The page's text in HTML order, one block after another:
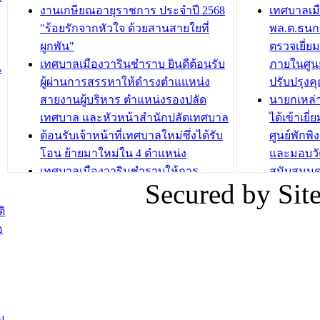
กองสวัสดิการสังคม เทศบาลเมือง
วารินชำราบ จัดโครงการอบรมอาชีพ
ระยะสั้น ประจำปี 2568 (หลักสูตรการ
ถักทอผลิตภัณฑ์จากถุงพลาสติก)
บทความ อื่นๆ ...
ถนนแก่เ
เด็กเล็ก
เทศบาลเ
ปรึกษาห
วัยของอ
บทความ อื่นๆ ...
งานเกษียณอายุราชการ ประจำปี 2568
"ร้อยรักจากหัวใจ ด้วยสานสายใยที่
ผูกพัน"
เทศบาลเมืองวารินชำราบ ยินดีต้อนรับ
ผู้ผ่านการสรรหาให้ดำรงตำแแหน่ง
สายงานผู้บริหาร ตำแหน่งรองปลัด
เทศบาล และหัวหน้าสำนักปลัดเทศบาล
ต้อนรับเจ้าหน้าที่เทศบาลใหม่ซึ่งได้รับ
โอน ย้ายมาใหม่ใน 4 ตำแหน่ง
เทศบาลเมืองวารินชำราบให้การ
ต้อนรับพนักงานเทศบาลผู้ผ่านการ
สรรหาให้ดำรงตำแหน่งสายงานผู้
เทศบาลเ
พล.ต.ธน
ตรวจเยี่ย
ภายในศู
ปรับปรุง
นายกเห
ได้เข้าเยี่
ศูนย์พักพิ
และมอบ
สนับสนุน
ภัยน้ำท่วม
ภาพบรร
Secured by